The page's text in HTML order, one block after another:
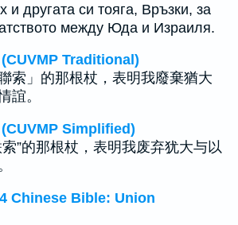
и другата си тояга, Връзки, за
между Юда и Израиля.
Traditional)
索」的那根杖，表明我廢棄猶大
誼。
Simplified)
”的那根杖，表明我废弃犹大与以
Chinese Bible: Union